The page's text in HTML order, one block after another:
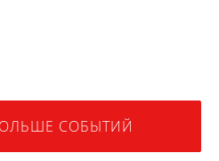
СОБЫТИЙ